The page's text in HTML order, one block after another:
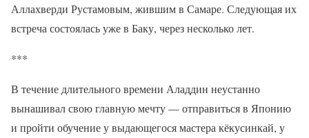
Аллахверди Рустамовым, жившим в Самаре. Следующая их
встреча состоялась уже в Баку, через несколько лет.
***
В течение длительного времени Аладдин неустанно
вынашивал свою главную мечту — отправиться в Японию
и пройти обучение у выдающегося мастера кёкусинкай, у